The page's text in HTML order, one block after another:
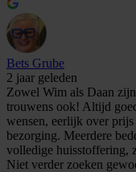
Bets Grube
2 jaar geleden
Zowel Wim als Daan
trouwens ook! Altijd
wensen, eerlijk over
bezorging. Meerdere
volledige huisstoffering,
Niet verder zoeken